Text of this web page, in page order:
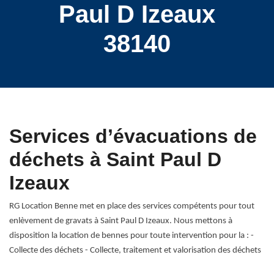
Paul D Izeaux
38140
Services d’évacuations de
déchets à Saint Paul D
Izeaux
RG Location Benne met en place des services compétents pour tout
enlèvement de gravats à Saint Paul D Izeaux. Nous mettons à
disposition la location de bennes pour toute intervention pour la : -
Collecte des déchets - Collecte, traitement et valorisation des déchets